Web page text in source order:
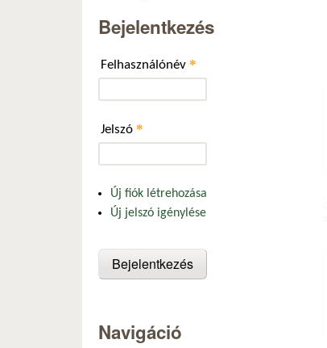
Bejelentkezés
Felhasználónév *
Jelszó *
Új fiók létrehozása
Új jelszó igénylése
Navigáció